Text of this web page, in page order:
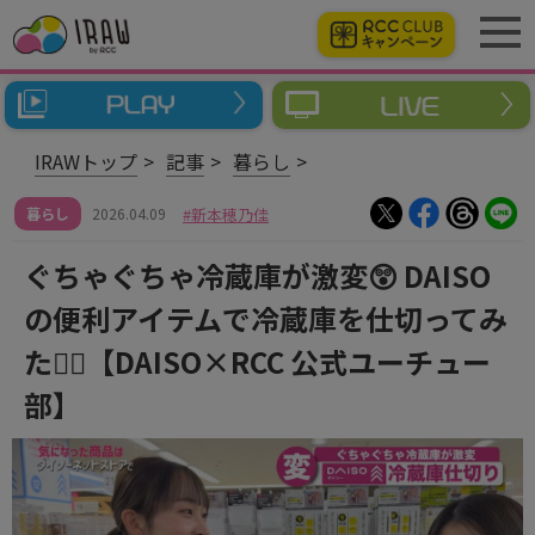
IRAWトップ 記事 暮らし
暮らし 2026.04.09 新本穂乃佳
ぐちゃぐちゃ冷蔵庫が激変😲 DAISO
の便利アイテムで冷蔵庫を仕切ってみ
た👍🏻【DAISO×RCC 公式ユーチュー
部】